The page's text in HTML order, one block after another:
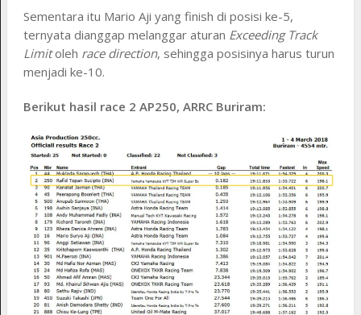
Sementara itu Mario Aji yang finish di posisi ke-5,
ternyata dianggap melanggar aturan Exceeding Track
Limitoleh race direction, sehingga posisinya harus turun
menjadi ke-10.
Berikut hasil race 2 AP250, ARRC Buriram: